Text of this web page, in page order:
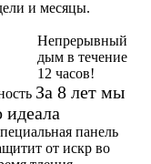
и месяцы.
Непрерывный
дым в течение
12 часов!
За 8 лет мы
идеала
панель
от искр во